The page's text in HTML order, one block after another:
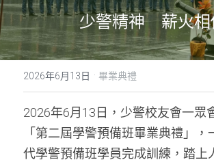
少警冷知識
最新消息
活在當下
活動概覽
集體回憶
少警精神　薪火
2026年6月13日 · 畢業典禮
2026年6月13日，少警校友會一眾
「第二屆學警預備班畢業典禮」，
代學警預備班學員完成訓練，踏上